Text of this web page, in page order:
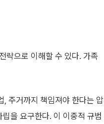
략으로 이해할 수 있다. 가족
, 주거까지 책임져야 한다는 압
을 요구한다. 이 이중적 규범